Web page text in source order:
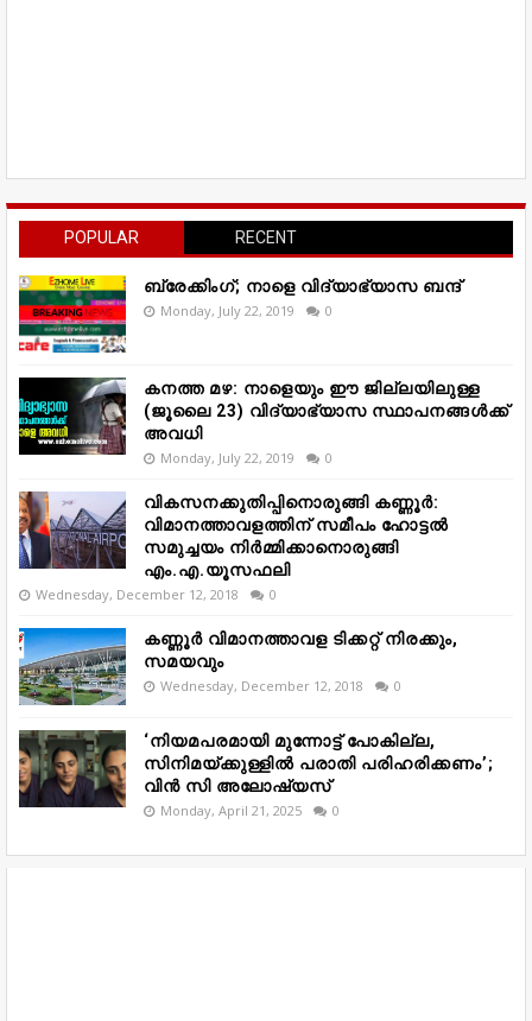
POPULAR RECENT
ബ്രേക്കിംഗ്; നാളെ വിദ്യാഭ്യാസ ബന്ദ്
Monday, July 22, 2019 0
കനത്ത മഴ: നാളെയും ഈ ജില്ലയിലുള്ള
(ജൂലൈ 23) വിദ്യാഭ്യാസ സ്ഥാപനങ്ങൾക്ക്
അവധി
Monday, July 22, 2019 0
വികസനക്കുതിപ്പിനൊരുങ്ങി കണ്ണൂർ:
വിമാനത്താവളത്തിന് സമീപം ഹോട്ടൽ
സമുച്ചയം നിർമ്മിക്കാനൊരുങ്ങി
എം.എ.യൂസഫലി
Wednesday, December 12, 2018 0
കണ്ണൂർ വിമാനത്താവള ടിക്കറ്റ് നിരക്കും,
സമയവും
Wednesday, December 12, 2018 0
‘നിയമപരമായി മുന്നോട്ട് പോകില്ല,
സിനിമയ്ക്കുള്ളിൽ പരാതി പരിഹരിക്കണം’;
വിൻ സി അലോഷ്യസ്
Monday, April 21, 2025 0